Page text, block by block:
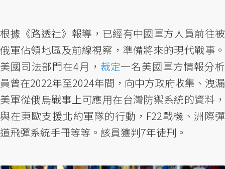
根據《路透社》報導，已經有中國軍方人員前往被
俄軍佔領地區及前線視察，準備將來的現代戰事。
美國司法部門在4月， 裁定一名美國軍方情報分析
員曾在2022年至2024年間，向中方政府收集、洩漏
美軍從俄烏戰事上可應用在台灣防禦系統的資料，
與在東歐支援北約軍隊的行動，F22戰機、洲際彈
道飛彈系統手冊等等。該員獲判7年徒刑。